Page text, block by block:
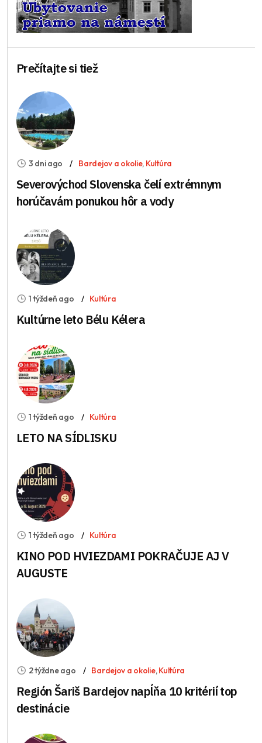
Prečítajte si tiež
3 dni ago Bardejov a okolie, Kultúra
Severovýchod Slovenska čelí extrémnym
horúčavám ponukou hôr a vody
1 týždeň ago Kultúra
Kultúrne leto Bélu Kélera
1 týždeň ago Kultúra
LETO NA SÍDLISKU
1 týždeň ago Kultúra
KINO POD HVIEZDAMI POKRAČUJE AJ V
AUGUSTE
2 týždne ago Bardejov a okolie,Kultúra
Región Šariš Bardejov napĺňa 10 kritérií top
destinácie